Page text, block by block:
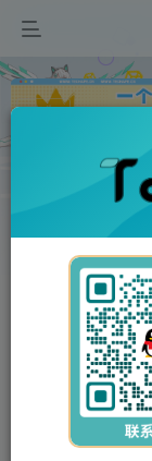
广告
网站源码
此内容为付费资源，
【VIP】普通